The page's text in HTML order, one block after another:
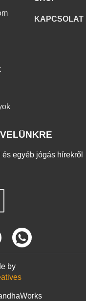
KAPCSOLAT
egyéb jógás hírekről
by